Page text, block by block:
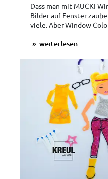
Dass man mit MUCKI
Bilder auf Fenster
viele. Aber Window
weiterlesen